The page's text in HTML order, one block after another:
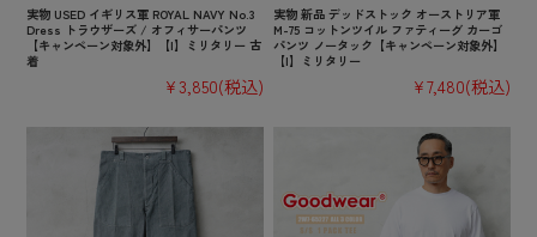
実物 USED イギリス軍 ROYAL NAVY No.3
Dress トラウザーズ / オフィサーパンツ
【キャンペーン対象外】【I】ミリタリー 古
着
¥3,850(税込)
実物 新品 デッドストック オーストリア軍
M-75 コットンツイル ファティーグ カーゴ
パンツ ノータック【キャンペーン対象外】
【I】ミリタリー
¥7,480(税込)